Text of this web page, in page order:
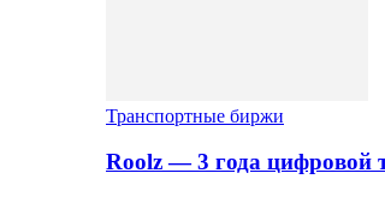
Транспортные биржи
Roolz — 3 года цифровой